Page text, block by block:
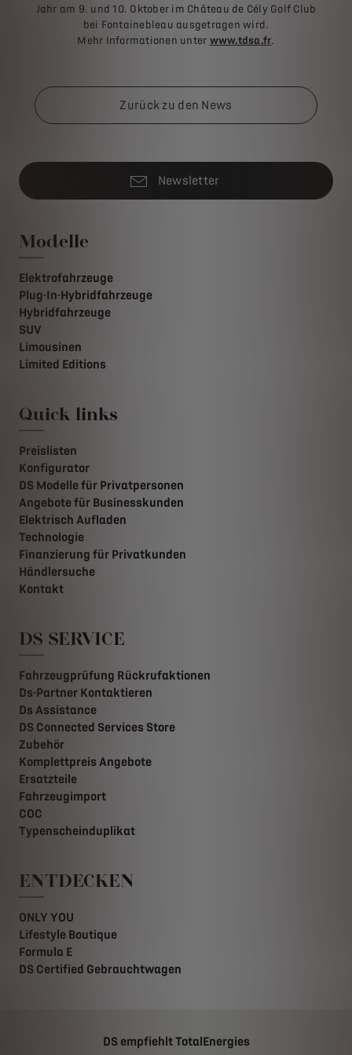
Jahr am 9. und 10. Oktober im Château de Cély Golf Club
bei Fontainebleau ausgetragen wird.
Mehr Informationen unter www.tdsa.fr.
Zurück zu den News
Newsletter
Modelle
Elektrofahrzeuge
Plug-In-Hybridfahrzeuge
Hybridfahrzeuge
SUV
Limousinen
Limited Editions
Quick links
Preislisten
Konfigurator
DS Modelle für Privatpersonen
Angebote für Businesskunden
Elektrisch Aufladen
Technologie
Finanzierung für Privatkunden
Händlersuche
Kontakt
DS SERVICE
Fahrzeugprüfung Rückrufaktionen
Ds-Partner Kontaktieren
Ds Assistance
DS Connected Services Store
Zubehör
Komplettpreis Angebote
Ersatzteile
Fahrzeugimport
COC
Typenscheinduplikat
ENTDECKEN
ONLY YOU
Lifestyle Boutique
Formula E
DS Certified Gebrauchtwagen
DS empfiehlt TotalEnergies